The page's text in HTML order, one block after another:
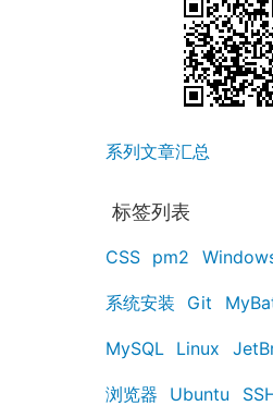
系列文章汇总
标签列表
CSS pm2
系统安装 Git
MySQL Linux
浏览器 Ubuntu